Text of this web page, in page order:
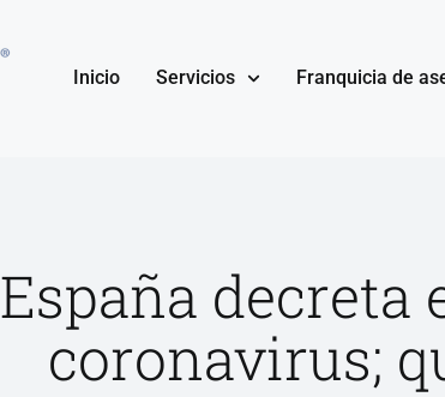
Inicio Servicios Franquicia de
España decreta
coronavirus;